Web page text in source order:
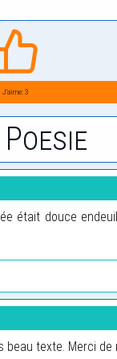
J’aime: 3
était douce
texte. Merci de